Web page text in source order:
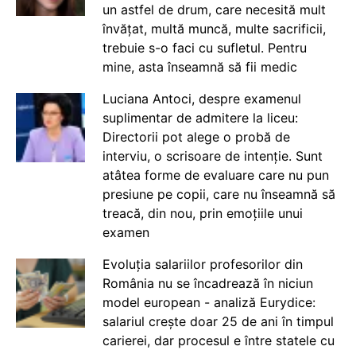
un astfel de drum, care necesită mult
învățat, multă muncă, multe sacrificii,
trebuie s-o faci cu sufletul. Pentru
mine, asta înseamnă să fii medic
Luciana Antoci, despre examenul
suplimentar de admitere la liceu:
Directorii pot alege o probă de
interviu, o scrisoare de intenție. Sunt
atâtea forme de evaluare care nu pun
presiune pe copii, care nu înseamnă să
treacă, din nou, prin emoțiile unui
examen
Evoluția salariilor profesorilor din
România nu se încadrează în niciun
model european - analiză Eurydice:
salariul crește doar 25 de ani în timpul
carierei, dar procesul e între statele cu